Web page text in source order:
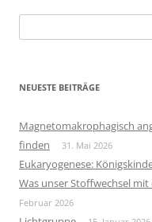
nach:
NEUESTE BEITRÄGE
Magnetomakrophagisch
finden
31. Mai 2026
Eukaryogenese:
Was unser Stoffwechsel
Februar 2026